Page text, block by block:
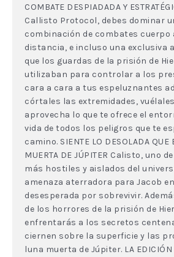
COMBATE DESPIADADA Y
Callisto Protocol, debes dominar
combinación de combates cuerpo
distancia, e incluso una exclusiva
que los guardas de la prisión de
utilizaban para controlar a los
cara a cara a tus espeluznantes
córtales las extremidades,
aprovecha lo que te ofrece el
vida de todos los peligros que te
camino. SIENTE LO DESOLADA QUE
MUERTA DE JÚPITER Calisto, uno
más hostiles y aislados del
amenaza aterradora para Jacob
desesperada por sobrevivir.
de los horrores de la prisión de
enfrentarás a los secretos
ciernen sobre la superficie y las
luna muerta de Júpiter. LA EDICIÓN